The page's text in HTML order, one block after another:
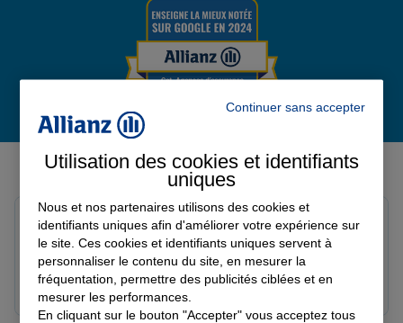
Derniers avis de nos agences Allianz
Le 08/08/2026 - Agence PAVILLY
Bon suivi de mon sinistre, merci
Louis M.
Continuer sans accepter
Utilisation des cookies et identifiants
uniques
Nous et nos partenaires utilisons des cookies et
identifiants uniques afin d'améliorer votre expérience sur
le site. Ces cookies et identifiants uniques servent à
personnaliser le contenu du site, en mesurer la
fréquentation, permettre des publicités ciblées et en
mesurer les performances.
En cliquant sur le bouton "Accepter" vous acceptez tous